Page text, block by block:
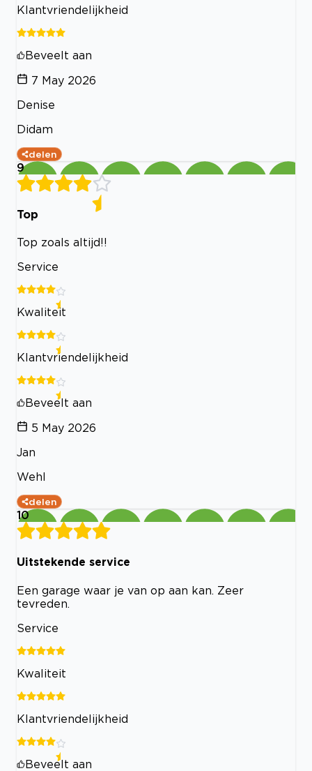
Klantvriendelijkheid
Beveelt aan
7 May 2026
Denise
Didam
delen
9
Top
Top zoals altijd!!
Service
Kwaliteit
Klantvriendelijkheid
Beveelt aan
5 May 2026
Jan
Wehl
delen
10
Uitstekende service
Een garage waar je van op aan kan. Zeer
tevreden.
Service
Kwaliteit
Klantvriendelijkheid
Beveelt aan